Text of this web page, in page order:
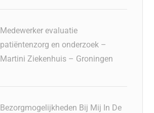
Medewerker evaluatie
patiëntenzorg en onderzoek –
Martini Ziekenhuis – Groningen
Bezorgmogelijkheden Bij Mij In De